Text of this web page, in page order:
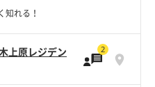
知れる！
上原レジデン
2